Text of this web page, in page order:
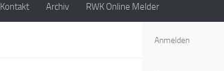
Kontakt Archiv RWK Online Melder
Anmelden